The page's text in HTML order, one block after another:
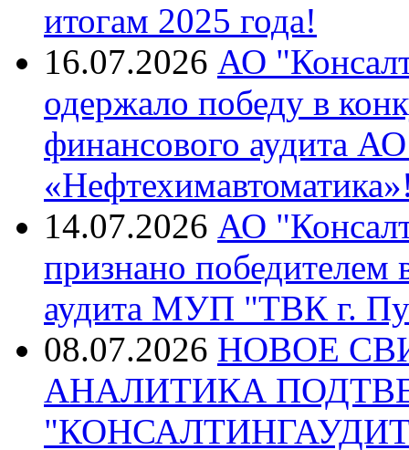
итогам 2025 года!
16.07.2026 АО
одержало победу в
финансового аудита
14.07.2026 АО
признано победителем
аудита МУП "ТВК г.
08.07.2026 НОВОЕ
АНАЛИТИКА